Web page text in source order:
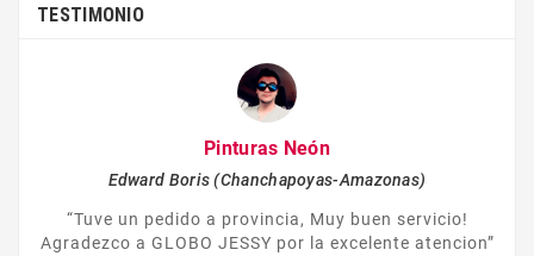
TESTIMONIO
Pinturas Neón
Edward Boris (Chanchapoyas-Amazonas)
“Tuve un pedido a provincia, Muy buen servicio!
Agradezco a GLOBO JESSY por la excelente atencion”